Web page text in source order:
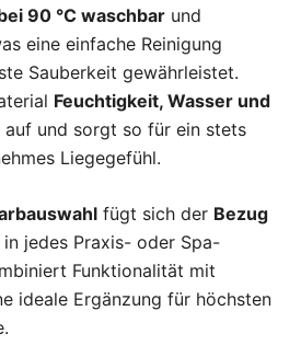
90 °C waschbar und
eine einfache Reinigung
Sauberkeit gewährleistet.
Feuchtigkeit, Wasser und
auf und sorgt so für ein stets
Liegegefühl.
fügt sich der Bezug
in jedes Praxis- oder Spa-
Funktionalität mit
ideale Ergänzung für höchsten